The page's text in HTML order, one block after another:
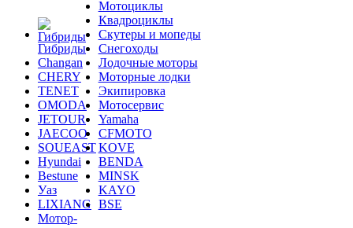
Гибриды
Changan
CHERY
TENET
OMODA
JETOUR
JAECOO
SOUEAST
Hyundai
Bestune
Уаз
LIXIANG
Мотор-
эксперт
Квадроциклы
Скутеры и мопеды
Снегоходы
Лодочные моторы
Моторные лодки
Экипировка
Мотосервис
Yamaha
CFMOTO
KOVE
BENDA
MINSK
KAYO
BSE